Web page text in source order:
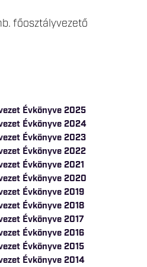
főosztályvezető
Évkönyve 2025
Évkönyve 2024
Évkönyve 2023
Évkönyve 2022
Évkönyve 2021
Évkönyve 2020
Évkönyve 2019
Évkönyve 2018
Évkönyve 2017
Évkönyve 2016
Évkönyve 2015
Évkönyve 2014